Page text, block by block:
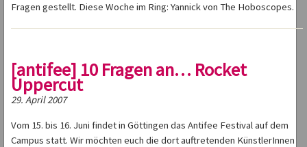
Fragen gestellt. Diese Woche im Ring: Yannick von The Hoboscopes.
[antifee] 10 Fragen an… Rocket
Uppercut
29. April 2007
Vom 15. bis 16. Juni findet in Göttingen das Antifee Festival auf dem
Campus statt. Wir möchten euch die dort auftretenden KünstlerInnen